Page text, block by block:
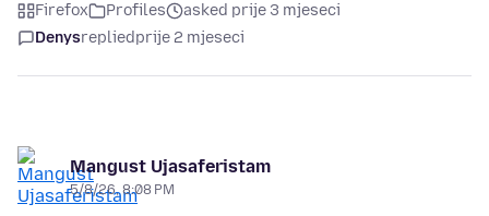
Firefox Profiles
asked prije 3 mjeseci
Denysrepliedprije 2 mjeseci
Mangust Ujasaferistam
5/8/26, 8:08 PM